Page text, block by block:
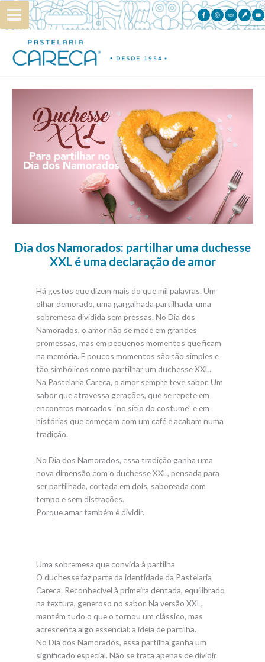
to
content
Dia dos Namorados: partilhar uma duchesse
XXL é uma declaração de amor
Há gestos que dizem mais do que mil palavras. Um
olhar demorado, uma gargalhada partilhada, uma
sobremesa dividida sem pressas. No Dia dos
Namorados, o amor não se mede em grandes
promessas, mas em pequenos momentos que ficam
na memória. E poucos momentos são tão simples e
tão simbólicos como partilhar um duchesse XXL.
Na Pastelaria Careca, o amor sempre teve sabor. Um
sabor que atravessa gerações, que se repete em
encontros marcados “no sítio do costume” e em
histórias que começam com um café e acabam numa
tradição.
No Dia dos Namorados, essa tradição ganha uma
nova dimensão com o duchesse XXL, pensada para
ser partilhada, cortada em dois, saboreada com
tempo e sem distrações.
Porque amar também é dividir.
Uma sobremesa que convida à partilha
O duchesse faz parte da identidade da Pastelaria
Careca. Reconhecível à primeira dentada, equilibrado
na textura, generoso no sabor. Na versão XXL,
mantém tudo o que o tornou um clássico, mas
acrescenta algo essencial: a ideia de partilha.
No Dia dos Namorados, essa partilha ganha um
significado especial. Não se trata apenas de dividir